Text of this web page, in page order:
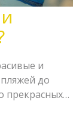
и
до
прекрасных